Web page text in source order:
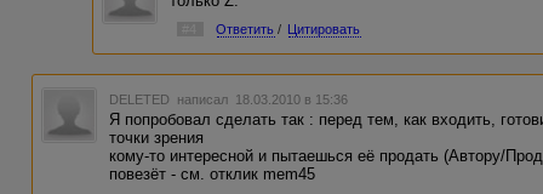
Ответить / Цитировать
DELETED написал 18.03.2010 в 15:36
Я попробовал сделать так : перед тем, как входить,
точки зрения
кому-то интересной и пытаешься её продать (Автору/
повезёт - см. отклик mem45